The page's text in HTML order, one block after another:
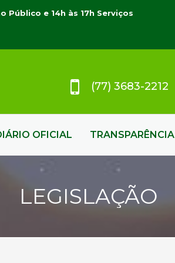
Público e 14h às 17h Serviços
(77) 3683-2212
OFICIAL TRANSPARÊNCIA
LEGISLAÇÃO